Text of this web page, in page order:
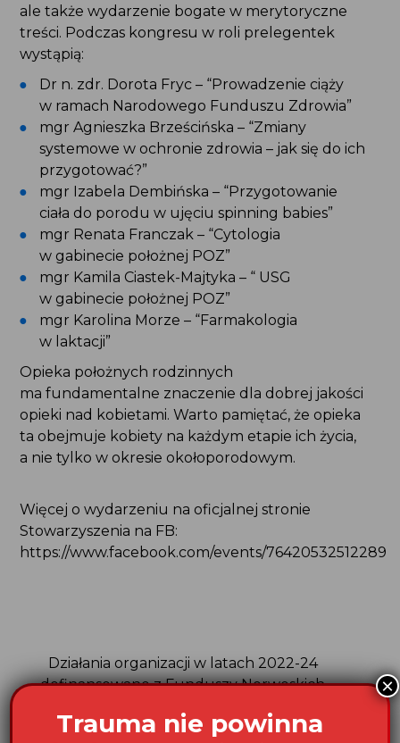
ale także wydarzenie bogate w merytoryczne
treści. Podczas kongresu w roli prelegentek
wystąpią:
Dr n. zdr. Dorota Fryc – “Prowadzenie ciąży
w ramach Narodowego Funduszu Zdrowia”
mgr Agnieszka Brześcińska – “Zmiany
systemowe w ochronie zdrowia – jak się do ich
przygotować?”
mgr Izabela Dembińska – “Przygotowanie
ciała do porodu w ujęciu spinning babies”
mgr Renata Franczak – “Cytologia
w gabinecie położnej POZ”
mgr Kamila Ciastek-Majtyka – “ USG
w gabinecie położnej POZ”
mgr Karolina Morze – “Farmakologia
w laktacji”
Opieka położnych rodzinnych
ma fundamentalne znaczenie dla dobrej jakości
opieki nad kobietami. Warto pamiętać, że opieka
ta obejmuje kobiety na każdym etapie ich życia,
a nie tylko w okresie okołoporodowym.
Więcej o wydarzeniu na oficjalnej stronie
Stowarzyszenia na FB:
https://www.facebook.com/events/764205325122897
Działania organizacji w latach 2022-24
dofinansowane z Funduszy Norweskich
Fundusz Krajowy
Trauma nie powinna
×